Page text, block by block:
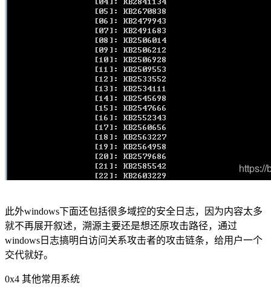
此外windows下面还包括很多域控的安全日志，因为内容太多
就不再展开叙述，溯源主要还是想还原攻击路径，通过
windows日志搞明白访问关系攻击者的攻击链条，给用户一个
交代就好。
0x4 其他常用系统